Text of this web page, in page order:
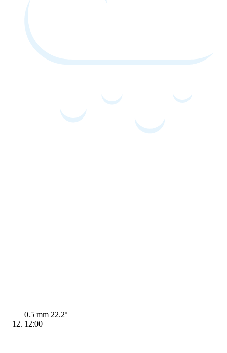
0.5 mm 22.2º
12:00